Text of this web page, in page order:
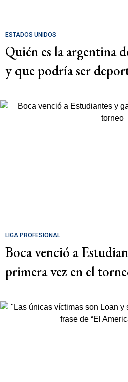
ESTADOS UNIDOS
Quién es la argentina
y que podría ser
LIGA PROFESIONAL
Boca venció a
primera vez en el